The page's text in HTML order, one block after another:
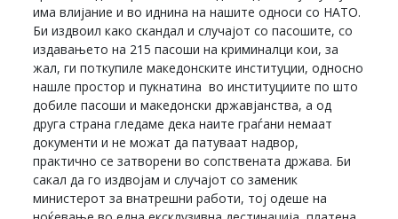
има влијание и во иднина на нашите односи со НАТО.
Би издвоил како скандал и случајот со пасошите, со
издавањето на 215 пасоши на криминалци кои, за
жал, ги поткупиле македонските институции, односно
нашле простор и пукнатина во институциите по што
добиле пасоши и македонски државјанства, а од
друга страна гледаме дека наите граѓани немаат
документи и не можат да патуваат надвор,
практично се затворени во сопствената држава. Би
сакал да го издвојам и случајот со заменик
министерот за внатрешни работи, тој одеше на